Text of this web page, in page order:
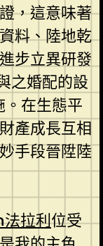
，這意味著
料、陸地乾
步立異研發
之婚配的設
在生態平
產成長互相
手段晉陞陸
拉利位受